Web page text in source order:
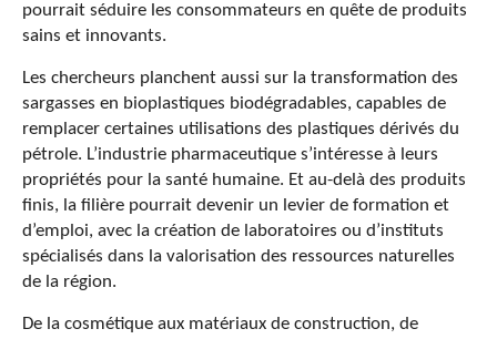
pourrait séduire les consommateurs en quête de produits
sains et innovants.
Les chercheurs planchent aussi sur la transformation des
sargasses en bioplastiques biodégradables, capables de
remplacer certaines utilisations des plastiques dérivés du
pétrole. L’industrie pharmaceutique s’intéresse à leurs
propriétés pour la santé humaine. Et au-delà des produits
finis, la filière pourrait devenir un levier de formation et
d’emploi, avec la création de laboratoires ou d’instituts
spécialisés dans la valorisation des ressources naturelles
de la région.
De la cosmétique aux matériaux de construction, de